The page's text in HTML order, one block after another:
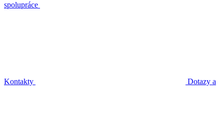
spolupráce
Kontakty Dotazy a